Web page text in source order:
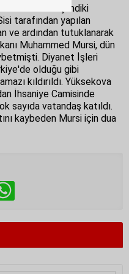
Bakanı ve şimdiki
tarafından yapılan
ve ardından tutuklanarak
Muhammed Mursi, dün
Diyanet İşleri
olduğu gibi
kıldırıldı. Yüksekova
İhsaniye Camisinde
sayıda vatandaş katıldı.
kaybeden Mursi için dua